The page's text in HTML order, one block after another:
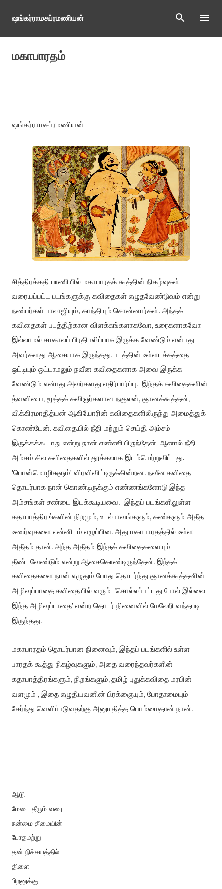
Skip to main content
ஷங்கர்ராமசுப்ரமணியன்
மகாபாரதம்
ஷங்கர்ராமசுப்ரமணியன்
சித்திரக்கதி பாணியில் மகாபாரதக் கூத்தின் நிகழ்வுகள்
வரையப்பட்ட படங்களுக்கு கவிதைகள் எழுதவேண்டுவம் என்று
நண்பர்கள் பாலாஜியும், காந்தியும் சொன்னார்கள். அந்தக்
கவிதைகள் படத்திற்கான விளக்கங்களாகவோ, உரைகளாகவோ
இல்லாமல் சமகாலப் பிரதிபலிப்பாக இருக்க வேண்டும் என்பது
அவர்களது ஆசையாக இருந்தது. படத்தின் உள்ளடக்கத்தை
ஒட்டியும் ஒட்டாமலும் நவீன கவிதைகளாக அவை இருக்க
வேண்டும் என்பது அவர்களது எதிர்பார்ப்பு. இந்தக் கவிதைகளின்
த்வனியை, மூத்தக் கவிஞர்களான நகுலன், ஞானக்கூத்தன்,
விக்கிரமாதித்யன் ஆகியோரின் கவிதைகளிலிருந்து அமைத்துக்
கொண்டேன். கவிதையில் நீதி மற்றும் செய்தி அம்சம்
இருக்கக்கூடாது என்று நான் எண்ணியிருந்தேன். ஆனால் நீதி
அம்சம் சில கவிதைகளில் தூக்கலாக இடம்பெற்றுவிட்டது.
'பொன்மொழிகளும்' விரவிவிட்டிருக்கின்றன. நவீன கவிதை
தொடர்பாக நான் கொண்டிருக்கும் எண்ணங்களோடு இந்த
அம்சங்கள் சண்டை இடக்கூடியவை.
இந்தப் படங்களிலுள்ள
கதாபாத்திரங்களின் நிறமும், உடல்பாவங்களும், கண்களும் அதீத
உணர்வுகளை என்னிடம் எழுப்பின. அது மகாபாரதத்தில் உள்ள
அதீதம் தான். அந்த அதீதம் இந்தக் கவிதைகளையும்
தீண்டவேண்டும் என்று ஆசைகொண்டிருந்தேன். இந்தக்
கவிதைகளை நான் எழுதும் போது தொடர்ந்து ஞானக்கூத்தனின்
அழிவுப்பாதை கவிதையில் வரும்
'சொல்லப்பட்டது போல் இல்லை
இந்த அழிவுப்பாதை' என்ற தொடர் நினைவில் மேலேறி வந்தபடி
இருந்தது.
மகாபாரதம் தொடர்பான நினைவும், இந்தப் படங்களில் உள்ள
பாரதக் கூத்து நிகழ்வுகளும், அதை வரைந்தவர்களின்
கதாபாத்திரங்களும், நிறங்களும், தமிழ் புதுக்கவிதை மரபின்
வளமும் , இதை எழுதியவனின் பிரக்ஞையும், போதாமையும்
சேர்ந்து வெளிப்படுவதற்கு அனுமதித்த பொம்மைதான் நான்.
ஆடு
மேடை தீரும் வரை
நன்மை தீமையின்
போதமற்று
தன் நிச்சயத்தில்
திளை
பிறனுக்கு